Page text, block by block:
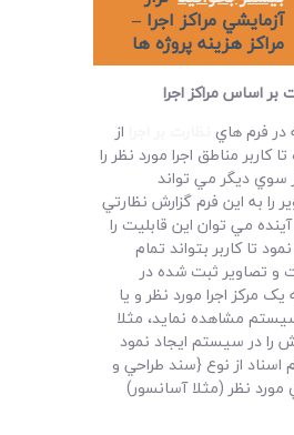
آزمايشي مراکز اجرا –
مراکز هزينه پروژه ها
اساس مراکز اجرا
در فرم هاي
از
مناطق اجرا مورد نظر را
سوي ديگر مي تواند
را به اين فرم گزارش نظارتي
مي توان اين قابليت را
تا کاربر بتواند تمام
و تصاوير ثبت شده در
مرکز اجرا مورد نظر و يا
مشاهده نمايد، مثلا
را در سيستم ايجاد نمود
اسناد از نوع {سند طراحي و
مورد نظر (مثلا آسانسور)